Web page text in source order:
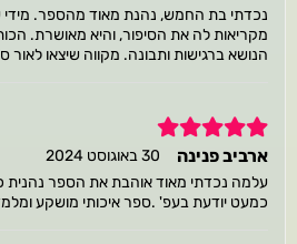
נכדתי בת החמש, נהנת מאוד מהספר. מידי
מקריאות לה את הסיפור, והיא מאושרת.
הנושא ברגישות ותבונה. מקווה שיצאו
5
ארביב פנינה
30 באוגוסט 2024
עלמה נכדתי מאוד אוהבת את הספר
כמעט יודעת בעפ' .ספר איכותי מושקע